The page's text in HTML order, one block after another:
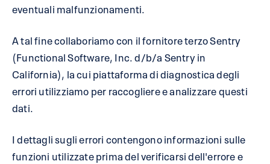
eventuali malfunzionamenti.
A tal fine collaboriamo con il fornitore terzo Sentry
(Functional Software, Inc. d/b/a Sentry in
California), la cui piattaforma di diagnostica degli
errori utilizziamo per raccogliere e analizzare questi
dati.
I dettagli sugli errori contengono informazioni sulle
funzioni utilizzate prima del verificarsi dell'errore e